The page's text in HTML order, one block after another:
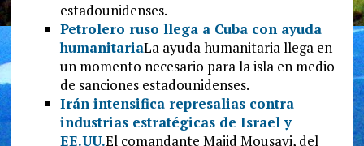
estadounidenses.
Petrolero ruso llega a Cuba con ayuda
humanitariaLa ayuda humanitaria llega en
un momento necesario para la isla en medio
de sanciones estadounidenses.
Irán intensifica represalias contra
industrias estratégicas de Israel y
EE.UU.El comandante Majid Mousavi, del